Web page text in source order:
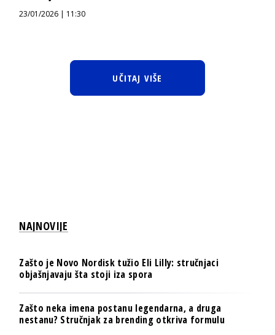
23/01/2026 | 11:30
UČITAJ VIŠE
NAJNOVIJE
Zašto je Novo Nordisk tužio Eli Lilly: stručnjaci
objašnjavaju šta stoji iza spora
Zašto neka imena postanu legendarna, a druga
nestanu? Stručnjak za brending otkriva formulu